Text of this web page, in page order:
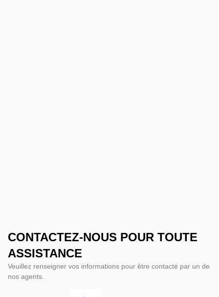
CONTACTEZ-NOUS POUR TOUTE
ASSISTANCE
Veuillez renseigner vos informations pour être contacté par un de
nos agents.